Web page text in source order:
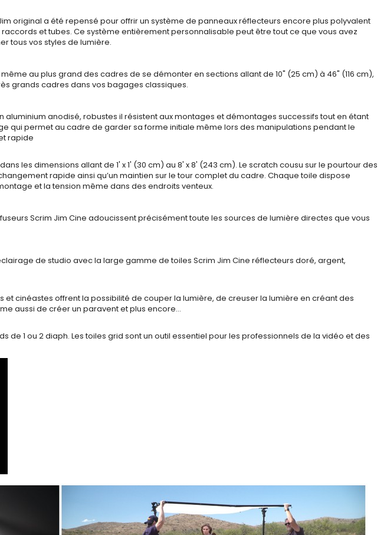
original a été repensé pour offrir un système de panneaux réflecteurs encore plus polyvalent
et tubes. Ce système entièrement personnalisable peut être tout ce que vous avez
tous vos styles de lumière.
au plus grand des cadres de se démonter en sections allant de 10" (25 cm) à 46" (116 cm),
grands cadres dans vos bagages classiques.
aluminium anodisé, robustes il résistent aux montages et démontages successifs tout en étant
qui permet au cadre de garder sa forme initiale même lors des manipulations pendant le
rapide
les dimensions allant de 1' x 1' (30 cm) au 8' x 8' (243 cm). Le scratch cousu sur le pourtour des
rapide ainsi qu’un maintien sur le tour complet du cadre. Chaque toile dispose
et la tension même dans des endroits venteux.
Scrim Jim Cine adoucissent précisément toute les sources de lumière directes que vous
de studio avec la large gamme de toiles Scrim Jim Cine réflecteurs doré, argent,
cinéastes offrent la possibilité de couper la lumière, de creuser la lumière en créant des
aussi de créer un paravent et plus encore…
de 1 ou 2 diaph. Les toiles grid sont un outil essentiel pour les professionnels de la vidéo et des